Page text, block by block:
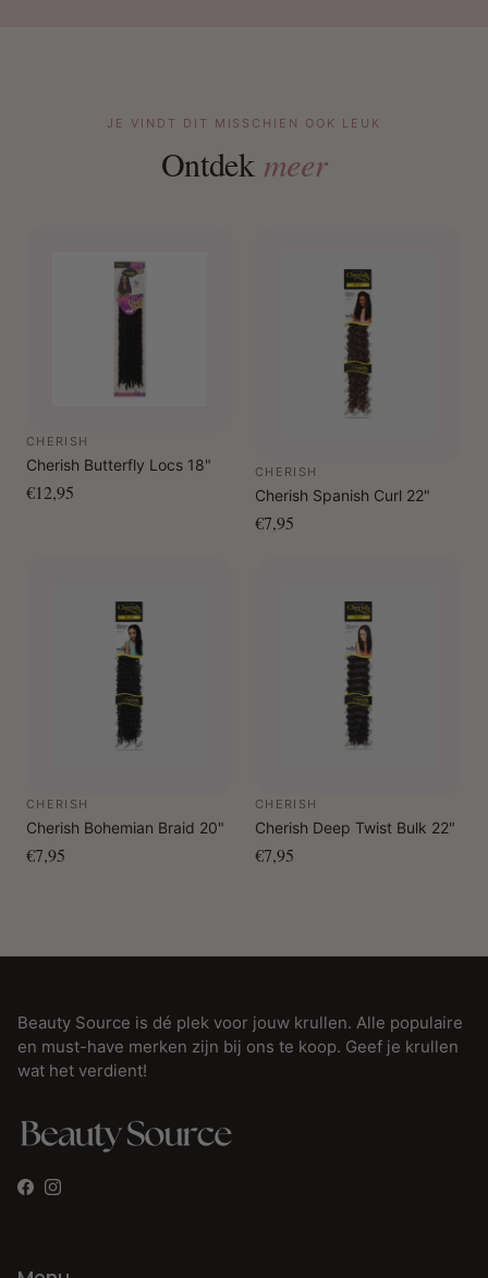
JE VINDT DIT MISSCHIEN OOK LEUK
Ontdek meer
CHERISH
Cherish Butterfly Locs 18"
€12,95
CHERISH
Cherish Spanish Curl 22"
€7,95
CHERISH
Cherish Bohemian Braid 20"
€7,95
CHERISH
Cherish Deep Twist Bulk 22"
€7,95
Beauty Source is dé plek voor jouw krullen. Alle populaire
en must-have merken zijn bij ons te koop. Geef je krullen
wat het verdient!
Facebook
Instagram